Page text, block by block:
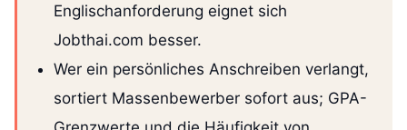
Englischanforderung eignet sich
Jobthai.com besser.
Wer ein persönliches Anschreiben verlangt,
sortiert Massenbewerber sofort aus; GPA-